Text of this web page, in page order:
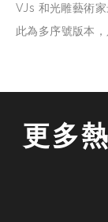
VJs 和光雕藝術家
此為多序號版本
更多